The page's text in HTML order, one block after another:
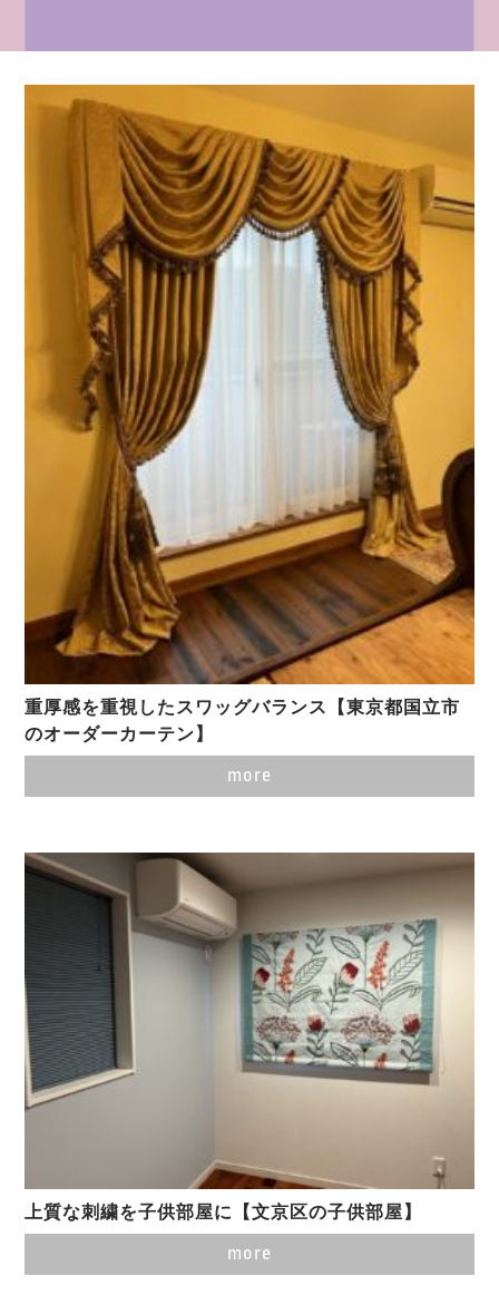
重厚感を重視したスワッグバランス【東京都国立市
のオーダーカーテン】
more
上質な刺繍を子供部屋に【文京区の子供部屋】
more